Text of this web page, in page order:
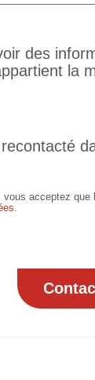
des
la
vous acceptez
.